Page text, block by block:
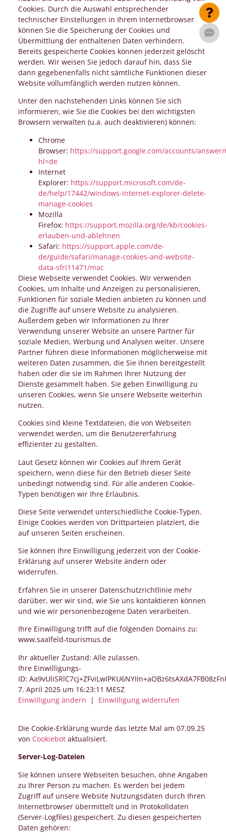
Cookies. Durch die Auswahl entsprechender
technischer Einstellungen in Ihrem Internetbrowser
können Sie die Speicherung der Cookies und
Übermittlung der enthaltenen Daten verhindern.
Bereits gespeicherte Cookies können jederzeit gelöscht
werden. Wir weisen Sie jedoch darauf hin, dass Sie
dann gegebenenfalls nicht sämtliche Funktionen dieser
Website vollumfänglich werden nutzen können.
Unter den nachstehenden Links können Sie sich
informieren, wie Sie die Cookies bei den wichtigsten
Browsern verwalten (u.a. auch deaktivieren) können:
Chrome
Browser: https://support.google.com/accounts/answer/
hl=de
Internet
Explorer: https://support.microsoft.com/de-
de/help/17442/windows-internet-explorer-delete-
manage-cookies
Mozilla
Firefox: https://support.mozilla.org/de/kb/cookies-
erlauben-und-ablehnen
Safari: https://support.apple.com/de-
de/guide/safari/manage-cookies-and-website-
data-sfri11471/mac
Diese Webseite verwendet Cookies. Wir verwenden
Cookies, um Inhalte und Anzeigen zu personalisieren,
Funktionen für soziale Medien anbieten zu können und
die Zugriffe auf unsere Website zu analysieren.
Außerdem geben wir Informationen zu Ihrer
Verwendung unserer Website an unsere Partner für
soziale Medien, Werbung und Analysen weiter. Unsere
Partner führen diese Informationen möglicherweise mit
weiteren Daten zusammen, die Sie ihnen bereitgestellt
haben oder die sie im Rahmen Ihrer Nutzung der
Dienste gesammelt haben. Sie geben Einwilligung zu
unseren Cookies, wenn Sie unsere Webseite weiterhin
nutzen.
Cookies sind kleine Textdateien, die von Webseiten
verwendet werden, um die Benutzererfahrung
effizienter zu gestalten.
Laut Gesetz können wir Cookies auf Ihrem Gerät
speichern, wenn diese für den Betrieb dieser Seite
unbedingt notwendig sind. Für alle anderen Cookie-
Typen benötigen wir Ihre Erlaubnis.
Diese Seite verwendet unterschiedliche Cookie-Typen.
Einige Cookies werden von Drittparteien platziert, die
auf unseren Seiten erscheinen.
Sie können Ihre Einwilligung jederzeit von der Cookie-
Erklärung auf unserer Website ändern oder
widerrufen.
Erfahren Sie in unserer Datenschutzrichtlinie mehr
darüber, wer wir sind, wie Sie uns kontaktieren können
und wie wir personenbezogene Daten verarbeiten.
Ihre Einwilligung trifft auf die folgenden Domains zu:
www.saalfeld-tourismus.de
Ihr aktueller Zustand: Alle zulassen.
Ihre Einwilligungs-
ID:
7. April 2025 um 16:23:11 MESZ
Einwilligung ändern | Einwilligung widerrufen
Die Cookie-Erklärung wurde das letzte Mal am 07.09.25
von Cookiebotaktualisiert.
Server-Log-Dateien
Sie können unsere Webseiten besuchen, ohne Angaben
zu Ihrer Person zu machen. Es werden bei jedem
Zugriff auf unsere Website Nutzungsdaten durch Ihren
Internetbrowser übermittelt und in Protokolldaten
(Server-Logfiles) gespeichert. Zu diesen gespeicherten
Daten gehören: